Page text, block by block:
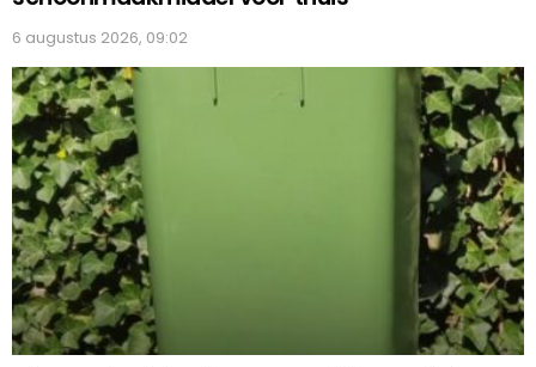
6 augustus 2026, 09:02